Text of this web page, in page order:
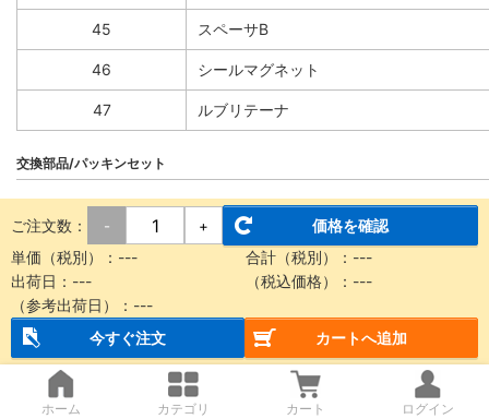
45 スペーサB
46 シールマグネット
47 ルブリテーナ
交換部品/パッキンセット
番号 部品名
シールベルト
15 ダストシールバンド
27 サイドスクレーパ
Oリング
ご注文数： - +
価格を確認
単価（税別）： --- 合計（税別）： ---
出荷日： --- （税込価格）： ---
（参考出荷日）： ---
今すぐ注文
カートへ追加
ホーム カテゴリ カート ログイン